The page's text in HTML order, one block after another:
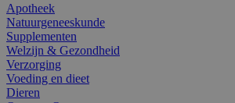
Apotheek
Natuurgeneeskunde
Supplementen
Welzijn & Gezondheid
Verzorging
Voeding en dieet
Dieren